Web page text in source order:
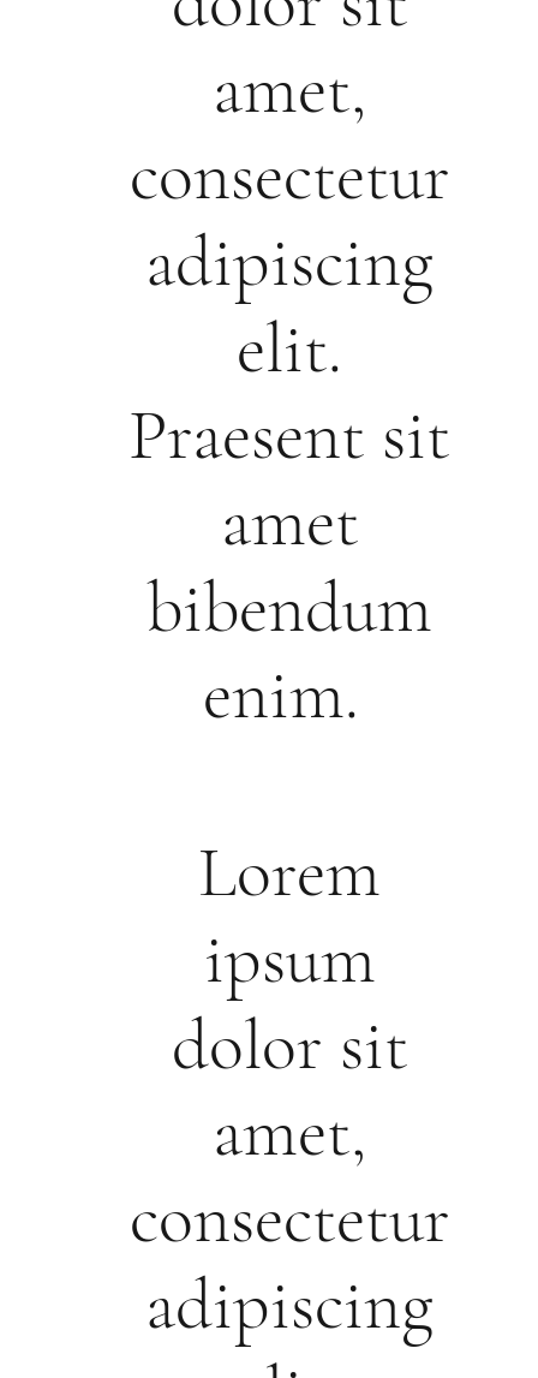
amet,
consectetur
adipiscing
elit.
Praesent sit
amet
bibendum
enim.
Lorem
ipsum
dolor sit
amet,
consectetur
adipiscing